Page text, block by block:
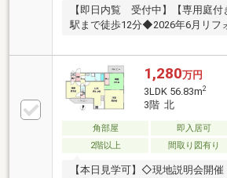
【即日内覧 受付中】【専用庭
駅まで徒歩12分◆2026年6月リフ
1,280万円
3LDK 56.83m2
3階 北
角部屋 即入居可
2階以上
間取り図有り
【本日見学可】◇現地説明会開